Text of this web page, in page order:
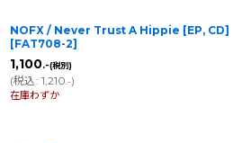
NOFX / Never Trust A Hippie [EP, CD]
[FAT708-2]
1,100.-(税別)
(税込: 1,210 .-)
在庫わずか